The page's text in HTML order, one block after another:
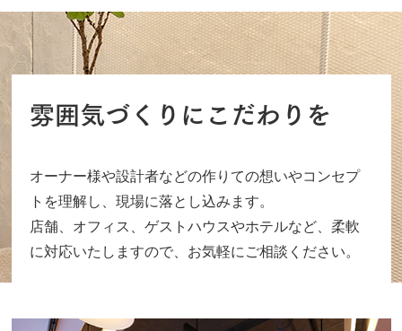
雰囲気づくりにこだわりを
オーナー様や設計者などの作りての想いやコンセプ
トを理解し、現場に落とし込みます。
店舗、オフィス、ゲストハウスやホテルなど、柔軟
に対応いたしますので、お気軽にご相談ください。